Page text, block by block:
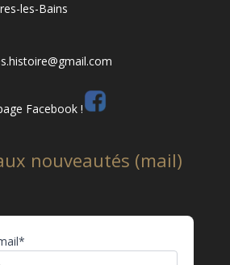
les-Bains
Facebook !
nouveautés (mail)